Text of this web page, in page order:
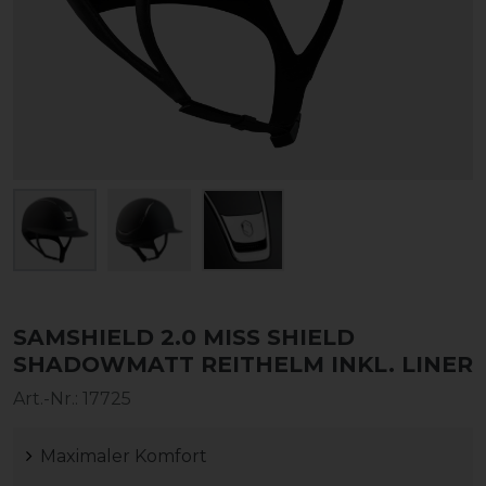
SAMSHIELD 2.0 MISS SHIELD
SHADOWMATT REITHELM INKL. LINER
Art.-Nr.: 17725
Maximaler Komfort